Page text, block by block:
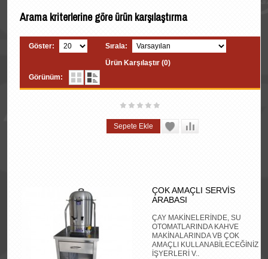
Arama kriterlerine göre ürün karşılaştırma
Göster:
Sırala:
Ürün Karşılaştır (0)
Görünüm:
ÇOK AMAÇLI SERVİS
ARABASI
ÇAY MAKİNELERİNDE, SU
OTOMATLARINDA KAHVE
MAKİNALARINDA VB ÇOK
AMAÇLI KULLANABİLECEĞİNİZ
İŞYERLERİ V..